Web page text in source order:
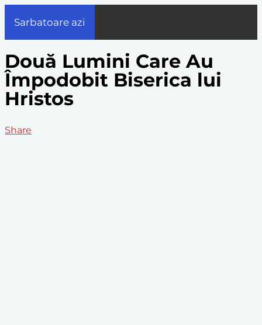
Sarbatoare azi
Două Lumini Care Au
Împodobit Biserica lui
Hristos
Share